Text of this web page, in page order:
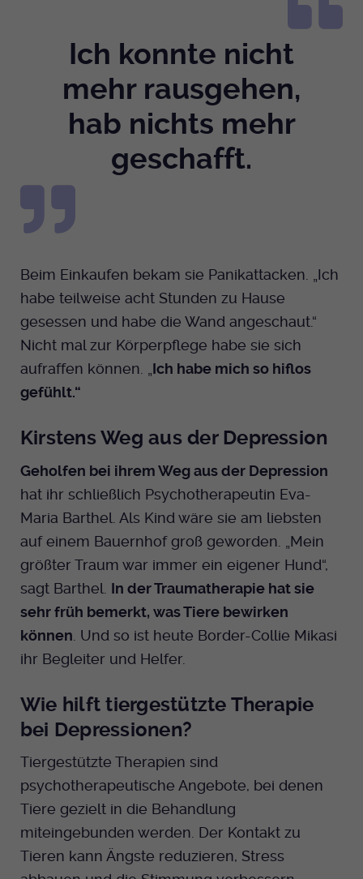
Ich konnte nicht
mehr rausgehen,
hab nichts mehr
geschafft.
Beim Einkaufen bekam sie Panikattacken. „Ich
habe teilweise acht Stunden zu Hause
gesessen und habe die Wand angeschaut.“
Nicht mal zur Körperpflege habe sie sich
aufraffen können. „ Ich habe mich so hiflos
gefühlt.“
Kirstens Weg aus der Depression
Geholfen bei ihrem Weg aus der Depression
hat ihr schließlich Psychotherapeutin Eva-
Maria Barthel. Als Kind wäre sie am liebsten
auf einem Bauernhof groß geworden. „Mein
größter Traum war immer ein eigener Hund“,
sagt Barthel. In der Traumatherapie hat sie
sehr früh bemerkt, was Tiere bewirken
können . Und so ist heute Border-Collie Mikasi
ihr Begleiter und Helfer.
Wie hilft tiergestützte Therapie
bei Depressionen?
Tiergestützte Therapien sind
psychotherapeutische Angebote, bei denen
Tiere gezielt in die Behandlung
miteingebunden werden. Der Kontakt zu
Tieren kann Ängste reduzieren, Stress
Zweck
Webseite.
cookie_optin-[n]
Anbieter
Laufzeit
Zweck
Dient zur Speicherung der Cookie Opt-In
nach dem Namen gibt lediglich eine
Versionsnummer an.